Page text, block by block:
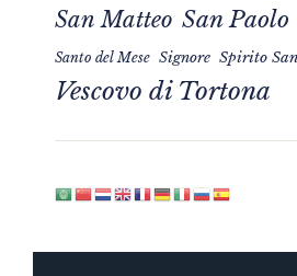
San Matteo San Paolo
Santo del Mese Signore Spirito
Vescovo di Tortona